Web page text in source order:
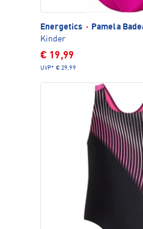
Energetics ·
Pamela
Kinder
€ 19,99
UVP* € 29,99